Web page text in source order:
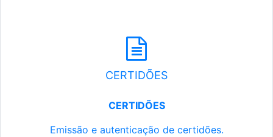
CERTIDÕES
CERTIDÕES
Emissão e autenticação de certidões.